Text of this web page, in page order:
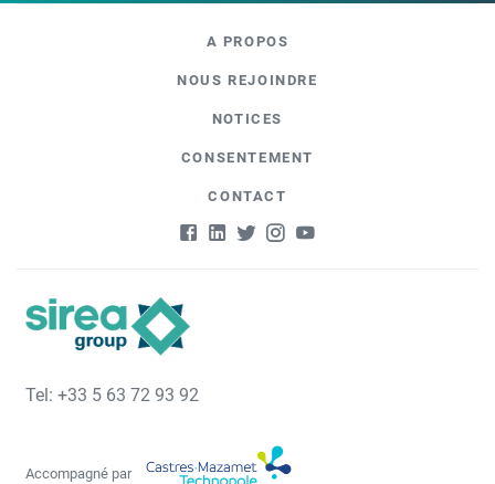
A PROPOS
NOUS REJOINDRE
NOTICES
CONSENTEMENT
CONTACT
Tel: +33 5 63 72 93 92
Accompagné par